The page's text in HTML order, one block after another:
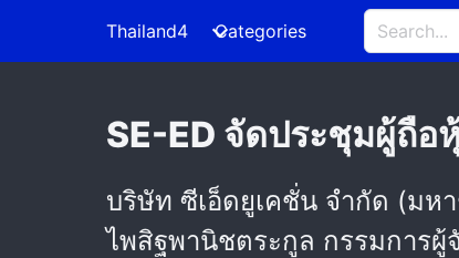
Thailand4 Categories
SE-ED จัดประชุมผู้ถื
บริษัท ซีเอ็ดยูเคชั่น จำกัด (มห
ไพสิฐพานิชตระกูล กรรมการ